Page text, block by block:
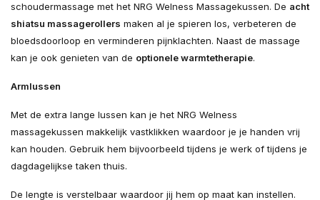
schoudermassage met het NRG Welness Massagekussen. De acht
shiatsu massagerollers maken al je spieren los, verbeteren de
bloedsdoorloop en verminderen pijnklachten. Naast de massage
kan je ook genieten van de optionele warmtetherapie.
Armlussen
Met de extra lange lussen kan je het NRG Welness
massagekussen makkelijk vastklikken waardoor je je handen vrij
kan houden. Gebruik hem bijvoorbeeld tijdens je werk of tijdens je
dagdagelijkse taken thuis.
De lengte is verstelbaar waardoor jij hem op maat kan instellen.